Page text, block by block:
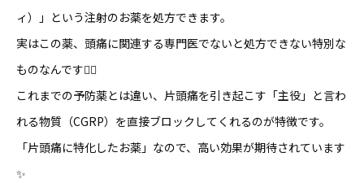
ィ）」という注射のお薬を処方できます。
実はこの薬、頭痛に関連する専門医でないと処方できない特別な
ものなんです👨‍⚕️
これまでの予防薬とは違い、片頭痛を引き起こす「主役」と言わ
れる物質（CGRP）を直接ブロックしてくれるのが特徴です。
「片頭痛に特化したお薬」なので、高い効果が期待されています
✨